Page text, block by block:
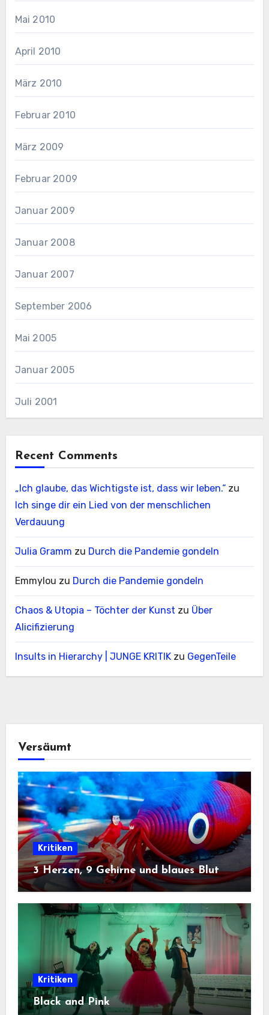
Mai 2010
April 2010
März 2010
Februar 2010
März 2009
Februar 2009
Januar 2009
Januar 2008
Januar 2007
September 2006
Mai 2005
Januar 2005
Juli 2001
Recent Comments
„Ich glaube, das Wichtigste ist, dass wir leben.“zu
Ich singe dir ein Lied von der menschlichen
Verdauung
Julia Gramm zu Durch die Pandemie gondeln
Emmylou zu Durch die Pandemie gondeln
Chaos & Utopia – Töchter der Kunst zu Über
Alicifizierung
Insults in Hierarchy | JUNGE KRITIKzu GegenTeile
Versäumt
Kritiken
3 Herzen, 9 Gehirne und blaues Blut
Kritiken
Black and Pink